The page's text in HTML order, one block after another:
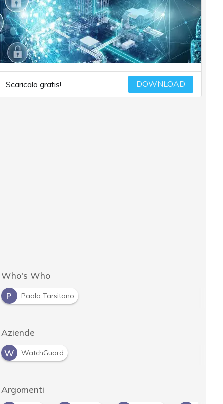
Scaricalo gratis! DOWNLOAD
Who's Who
P
Paolo Tarsitano
Aziende
W
WatchGuard
Argomenti